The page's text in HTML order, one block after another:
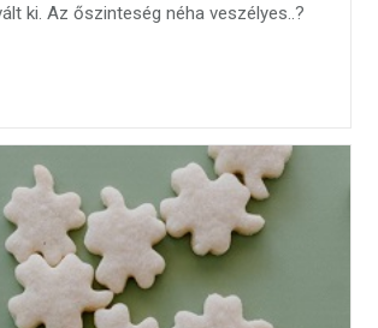
ki. Az őszinteség néha veszélyes..?